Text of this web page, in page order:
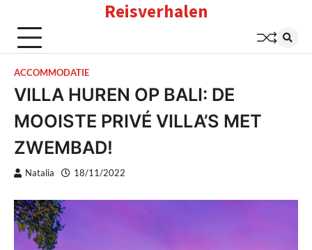
content
Reisverhalen
ACCOMMODATIE
VILLA HUREN OP BALI: DE
MOOISTE PRIVÉ VILLA’S MET
ZWEMBAD!
Natalia 18/11/2022